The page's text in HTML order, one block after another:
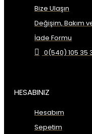
Bize Ulaşın
Değişim, Bakım
İade Formu
0(540) 105 35
HESABINIZ
Hesabım
Sepetim